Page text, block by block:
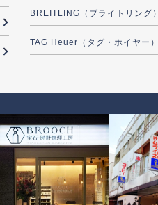
BREITLING（ブライトリング）
TAG Heuer（タグ・ホイヤー）